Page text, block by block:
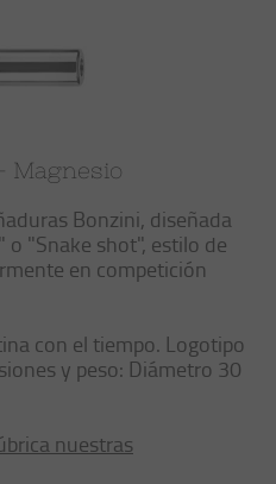
Magnesio
Bonzini, diseñada
o "Snake shot", estilo de
en competición
con el tiempo. Logotipo
y peso: Diámetro 30
nuestras